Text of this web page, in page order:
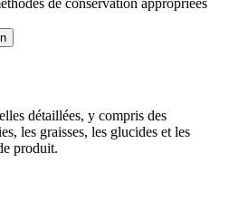
de conservation appropriées
détaillées, y compris des
les graisses, les glucides et les
produit.